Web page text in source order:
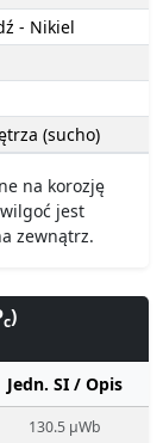
- Nikiel
(sucho)
na korozję
jest
zewnątrz.
c)
Jedn. SI / Opis
130.5 µWb